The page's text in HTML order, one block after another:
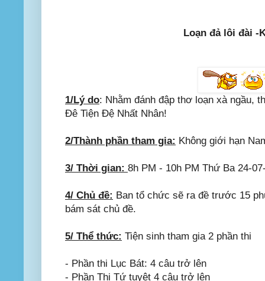
Loạn đả lôi đài -
1/Lý do: Nhằm đánh đập thơ loạn xà ngầu,
Đê Tiện Đệ Nhất Nhân!
2/Thành phần tham gia: Không giới hạn
3/ Thời gian: 8h PM - 10h PM Thứ Ba 24-
4/ Chủ đề: Ban tổ chức sẽ ra đề trước 15
bám sát chủ đề.
5/ Thể thức: Tiện sinh tham gia 2 phần thi
- Phần thi Lục Bát: 4 câu trở lên
- Phần Thi Tứ tuyệt 4 câu trở lên